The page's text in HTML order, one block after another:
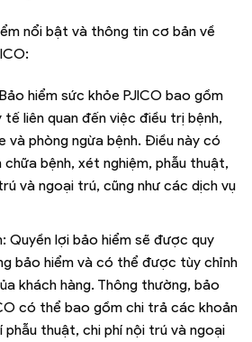
nổi bật và thông tin cơ bản về
hiểm sức khỏe PJICO bao gồm
liên quan đến việc điều trị bệnh,
và phòng ngừa bệnh. Điều này có
bệnh, xét nghiệm, phẫu thuật,
và ngoại trú, cũng như các dịch vụ
Quyền lợi bảo hiểm sẽ được quy
bảo hiểm và có thể được tùy chỉnh
khách hàng. Thông thường, bảo
có thể bao gồm chi trả các khoản
phẫu thuật, chi phí nội trú và ngoại